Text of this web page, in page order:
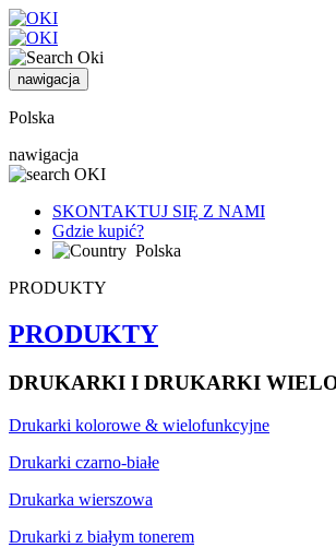
nawigacja
Polska
nawigacja
SKONTAKTUJ SIĘ Z NAMI
Gdzie kupić?
Polska
PRODUKTY
PRODUKTY
DRUKARKI I DRUKARKI
Drukarki kolorowe & wielofunkcyjne
Drukarki czarno-białe
Drukarka wierszowa
Drukarki z białym tonerem